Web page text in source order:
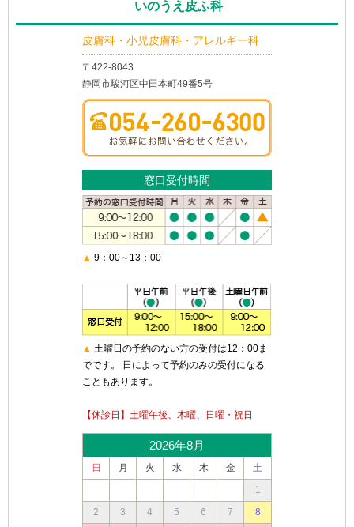
いのうえ皮ふ科
皮膚科・小児皮膚科・アレルギー科
〒422-8043
静岡市駿河区中田本町49番5号
窓口受付時間
▲ 9：00～13：00
▲ 土曜日の予約のない方の受付は12：00ま
でです。 日によって予約のみの受付になる
こともあります。
【休診日】土曜午後、木曜、日曜・祝日
2026年8月
日 月 火 水 木 金
土
1
2
3 4 5 6 7
8